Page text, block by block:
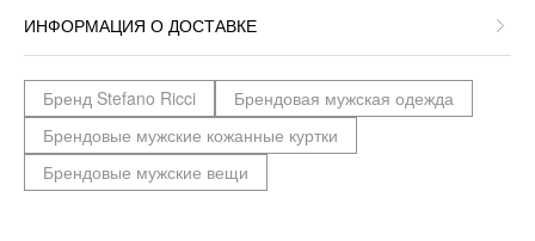
ИНФОРМАЦИЯ О ДОСТАВКЕ
Бренд Stefano Ricci
Брендовая мужская одежда
Брендовые мужские кожанные куртки
Брендовые мужские вещи